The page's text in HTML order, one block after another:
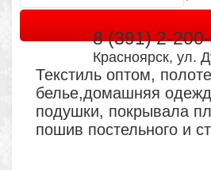
8 (391) 2-
Красноярск, ул.
Текстиль оптом,
белье,домашняя
подушки, покрывала
пошив постельного и